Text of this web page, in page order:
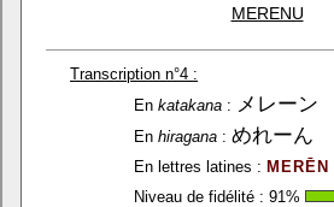
MERENU
Transcription n°4 :
En katakana : メレーン
En hiragana : めれーん
En lettres latines : MERĒN
Niveau de fidélité : 91%